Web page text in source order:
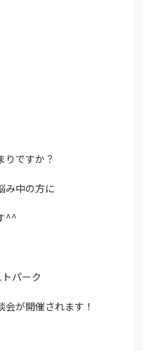
りですか？
み中の方に
^^
パーク
が開催されます！